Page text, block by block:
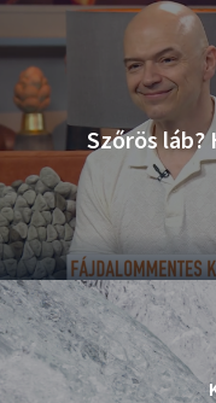
Szőrös láb?